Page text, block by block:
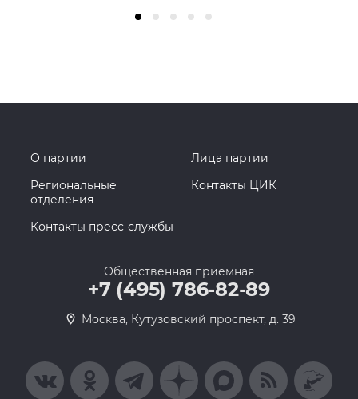
О партии
Лица партии
Региональные
отделения
Контакты ЦИК
Контакты пресс-службы
Общественная приемная
+7 (495) 786-82-89
Москва, Кутузовский проспект, д. 39